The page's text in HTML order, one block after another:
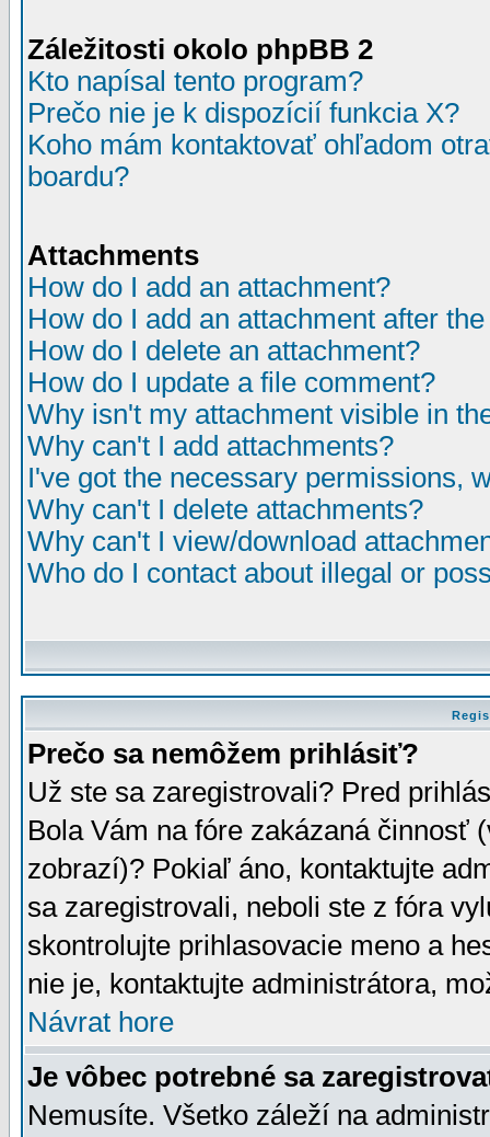
Záležitosti okolo phpBB 2
Kto napísal tento program?
Prečo nie je k dispozícií funkcia X?
Koho mám kontaktovať ohľadom
boardu?
Attachments
How do I add an attachment?
How do I add an attachment after
How do I delete an attachment?
How do I update a file comment?
Why isn't my attachment visible in
Why can't I add attachments?
I've got the necessary permissions,
Why can't I delete attachments?
Why can't I view/download
Who do I contact about illegal or
Prečo sa nemôžem prihlásiť?
Už ste sa zaregistrovali? Pred
Bola Vám na fóre zakázaná činnosť
zobrazí)? Pokiaľ áno, kontaktujte
sa zaregistrovali, neboli ste z fóra
skontrolujte prihlasovacie meno a
nie je, kontaktujte administrátora,
Návrat hore
Je vôbec potrebné sa
Nemusíte. Všetko záleží na